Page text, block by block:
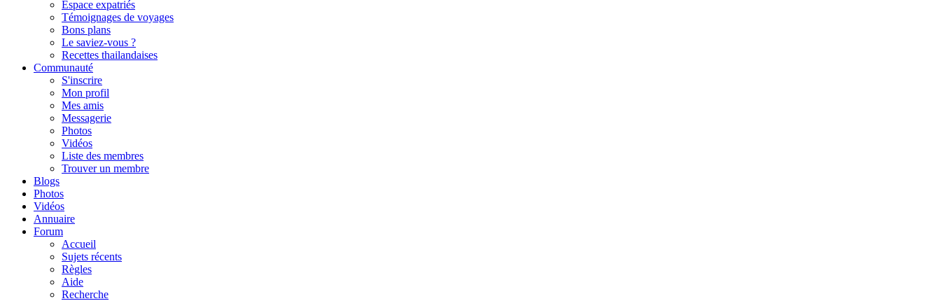
Espace expatriés
Témoignages de voyages
Bons plans
Le saviez-vous ?
Recettes thailandaises
Communauté
S'inscrire
Mon profil
Mes amis
Messagerie
Photos
Vidéos
Liste des membres
Trouver un membre
Blogs
Photos
Vidéos
Annuaire
Forum
Accueil
Sujets récents
Règles
Aide
Recherche